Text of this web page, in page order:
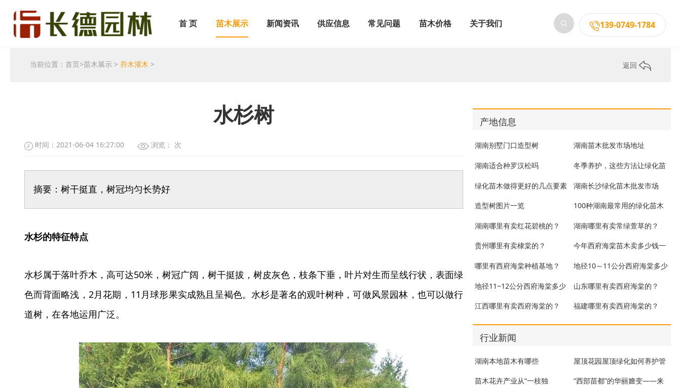
139-0749-1784
首 页 苗木展示 新闻资讯 供应信息 常见问题 苗木价格 关于我们
当前位置：首页>苗木展示 >乔木灌木 > 返回
水杉树
时间：2021-06-04 16:27:00 浏览： 次
摘要：树干挺直，树冠均匀长势好
水杉的特征特点
水杉属于落叶乔木，高可达50米，树冠广阔，树干挺拔，树皮灰色，枝条下垂，叶片对生而呈线行状，表面绿
色而背面略浅，2月花期，11月球形果实成熟且呈褐色。水杉是著名的观叶树种，可做风景园林，也可以做行
道树，在各地运用广泛。
产地信息
湖南别墅门口造型树 湖南苗木批发市场地址
湖南适合种罗汉松吗
冬季养护，这些方法让绿化苗
绿化苗木做得更好的几点要素
湖南长沙绿化苗木批发市场
造型树图片一览 100种湖南最常用的绿化苗木
湖南哪里有卖红花碧桃的？ 湖南哪里有卖常绿萱草的？
贵州哪里有卖棣棠的？
今年西府海棠苗木卖多少钱一
哪里有西府海棠种植基地？
地径10～11公分西府海棠多少
地径11~12公分西府海棠多少
山东哪里有卖西府海棠的？
江西哪里有卖西府海棠的？ 福建哪里有卖西府海棠的？
行业新闻
湖南本地苗木有哪些
屋顶花园屋顶绿化如何养护管
苗木花卉产业从“一枝独
“西部苗都”的华丽嬗变——来